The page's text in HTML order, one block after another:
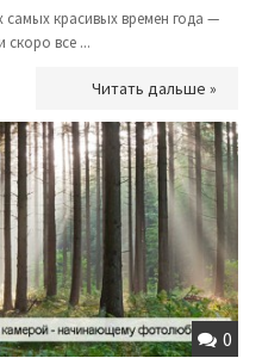
красивых времен года —
скоро все ...
Читать дальше »
0